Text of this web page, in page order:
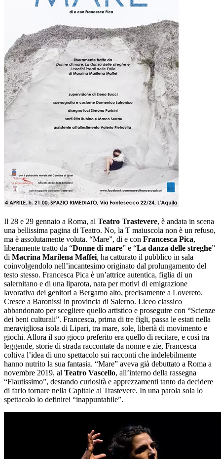
Il 28 e 29 gennaio a Roma, al Teatro Trastevere, è andata in scena
una bellissima pagina di Teatro. No, la T maiuscola non è un refuso,
ma è assolutamente voluta. “Mare”, di e con Francesca Pica,
liberamente tratto da “Donne di mare” e “La danza delle streghe”
di Macrina Marilena Maffei, ha catturato il pubblico in sala
coinvolgendolo nell’incantesimo originato dal prolungamento del
testo stesso. Francesca Pica è un’attrice autentica, figlia di un
salernitano e di una liparota, nata per motivi di emigrazione
lavorativa dei genitori a Bergamo alto, precisamente a Lovereto.
Cresce a Baronissi in provincia di Salerno. Liceo classico
abbandonato per scegliere quello artistico e proseguire con “Scienze
dei beni culturali”. Francesca, prima di tre figli, passa le estati nella
meravigliosa isola di Lipari, tra mare, sole, libertà di movimento e
giochi. Allora il suo gioco preferito era quello di recitare, e così tra
leggende, storie di strada raccontate da nonne e zie, Francesca
coltiva l’idea di uno spettacolo sui racconti che indelebilmente
hanno nutrito la sua fantasia. “Mare” aveva già debuttato a Roma a
novembre 2019, al Teatro Vascello, all’interno della rassegna
“Flautissimo”, destando curiosità e apprezzamenti tanto da decidere
di farlo tornare nella Capitale al Trastevere. In una parola sola lo
spettacolo lo definirei “inappuntabile”.